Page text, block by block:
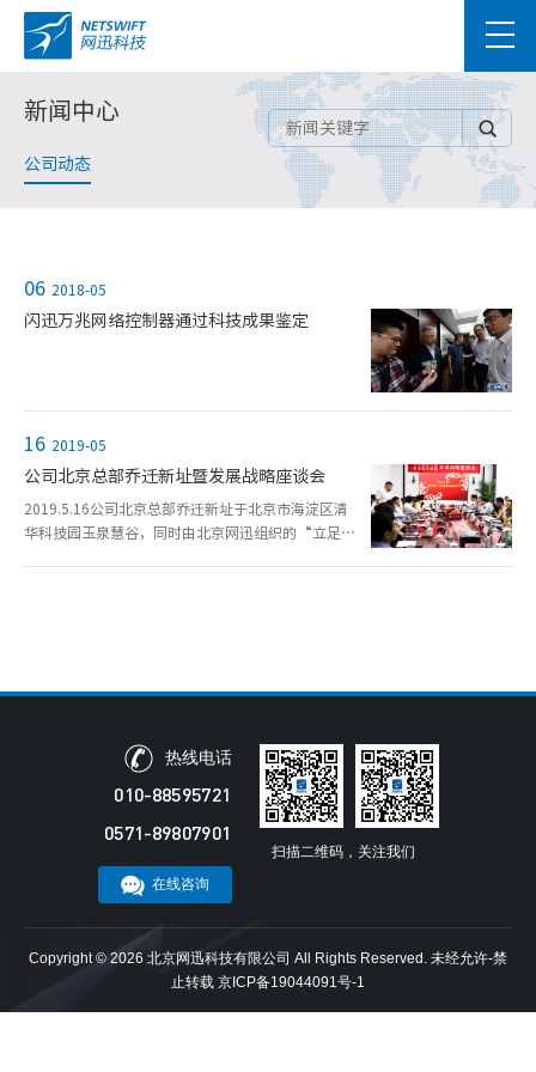
新闻中心
公司动态
06 2018-05
闪迅万兆网络控制器通过科技成果鉴定
16 2019-05
公司北京总部乔迁新址暨发展战略座谈会
2019.5.16公司北京总部乔迁新址于北京市海淀区清
华科技园玉泉慧谷，同时由北京网迅组织的“立足自
热线电话
010-88595721
0571-89807901
在线咨询
扫描二维码，关注我们
Copyright © 2026 北京网迅科技有限公司 All Rights Reserved. 未经允许-禁
止转载 京ICP备19044091号-1